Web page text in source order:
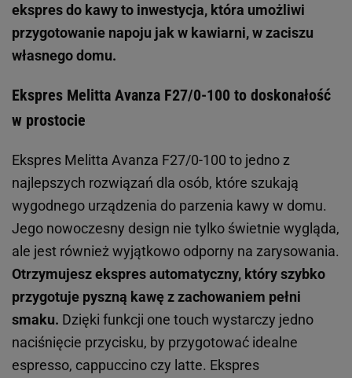
ekspres do kawy to inwestycja, która umożliwi
przygotowanie napoju jak w kawiarni, w zaciszu
własnego domu.
Ekspres Melitta Avanza F27/0-100 to doskonałość
w prostocie
Ekspres Melitta Avanza F27/0-100 to jedno z
najlepszych rozwiązań dla osób, które szukają
wygodnego urządzenia do parzenia kawy w domu.
Jego nowoczesny design nie tylko świetnie wygląda,
ale jest również wyjątkowo odporny na zarysowania.
Otrzymujesz ekspres automatyczny, który szybko
przygotuje pyszną kawę z zachowaniem pełni
smaku. Dzięki funkcji one touch wystarczy jedno
naciśnięcie przycisku, by przygotować idealne
espresso, cappuccino czy latte. Ekspres